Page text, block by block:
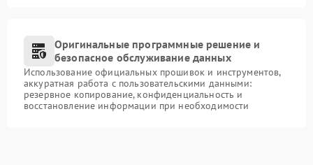
Оригинальные программные решение и
безопасное обслуживание данных
Использование официальных прошивок и инструментов,
аккуратная работа с пользовательскими данными:
резервное копирование, конфиденциальность и
восстановление информации при необходимости